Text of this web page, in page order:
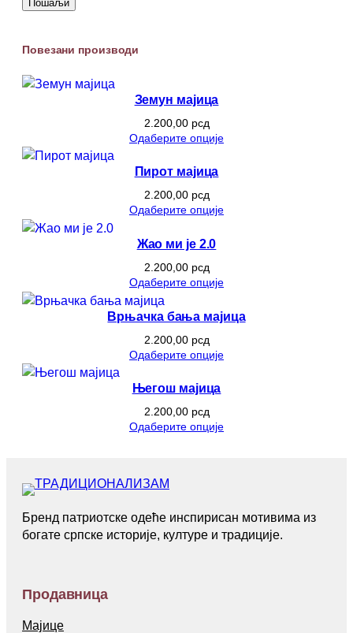
Повезани производи
Земун мајица
2.200,00 рсд
Одаберите опције
Пирот мајица
2.200,00 рсд
Одаберите опције
Жао ми је 2.0
2.200,00 рсд
Одаберите опције
Врњачка бања мајица
2.200,00 рсд
Одаберите опције
Његош мајица
2.200,00 рсд
Одаберите опције
Бренд патриотске одеће инспирисан мотивима из
богате српске историје, културе и традиције.
Продавница
Мајице